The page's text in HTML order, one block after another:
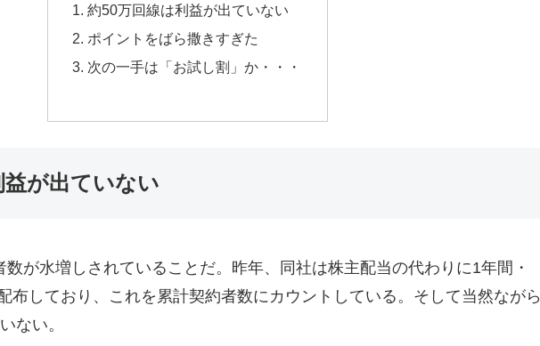
約50万回線は利益が出ていない
ポイントをばら撒きすぎた
次の一手は「お試し割」か・・・
が出ていない
が水増しされていることだ。昨年、同社は株主配当の代わりに1年間・
布しており、これを累計契約者数にカウントしている。そして当然ながら
ない。